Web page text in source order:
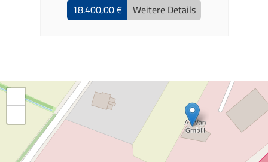
18.400,00 € Weitere Details